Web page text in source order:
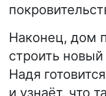
Наконец, дом
строить
Надя
и узнаёт, что